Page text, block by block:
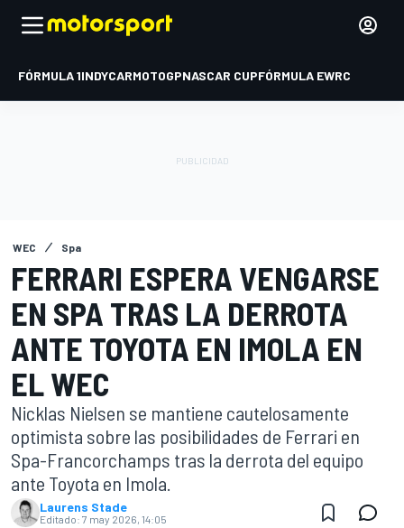
FÓRMULA 1INDYCARMOTOGPNASCAR CUPFÓRMULA EWRC
WEC Spa
FERRARI ESPERA VENGARSE
EN SPA TRAS LA DERROTA
ANTE TOYOTA EN IMOLA EN
EL WEC
Nicklas Nielsen se mantiene cautelosamente
optimista sobre las posibilidades de Ferrari en
Spa-Francorchamps tras la derrota del equipo
ante Toyota en Imola.
Laurens Stade
Editado: 7 may 2026, 14:05